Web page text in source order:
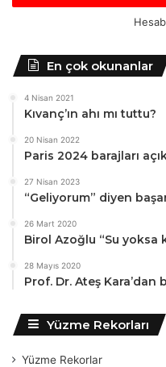
En çok okunanlar
4 Nisan 2021
Kıvanç’ın ahı mı tuttu?
20 Nisan 2022
Paris 2024 barajları
27 Nisan 2023
“Geliyorum” diyen
26 Mart 2020
Birol Azoğlu “Su yoksa
28 Mayıs 2020
Prof. Dr. Ateş Kara’dan
Yüzme Rekorları
Yüzme Rekorlar